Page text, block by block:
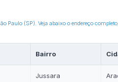
Paulo (SP). Veja abaixo o endereço
Bairro
Jussara